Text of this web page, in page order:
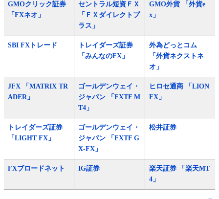
GMOクリック証券
「FXネオ」
セントラル短資ＦＸ
「ＦＸダイレクトプ
ラス」
GMO外貨 「外貨e
x」
SBI FXトレード
トレイダーズ証券
「みんなのFX」
外為どっとコム
「外貨ネクストネ
オ」
JFX 「MATRIX TR
ADER」
ゴールデンウェイ・
ジャパン 「FXTF M
T4」
ヒロセ通商 「LION
FX」
トレイダーズ証券
「LIGHT FX」
ゴールデンウェイ・
ジャパン 「FXTF G
X-FX」
松井証券
FXブロードネット IG証券
楽天証券 「楽天MT
4」